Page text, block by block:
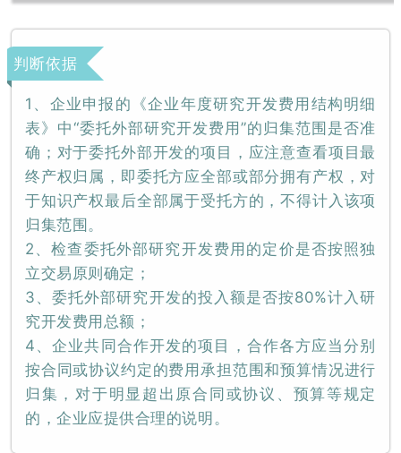
判断依据
1、企业申报的《企业年度研究开发费用结构明细
表》中“委托外部研究开发费用”的归集范围是否准
确；对于委托外部开发的项目，应注意查看项目最
终产权归属，即委托方应全部或部分拥有产权，对
于知识产权最后全部属于受托方的，不得计入该项
归集范围。
2、检查委托外部研究开发费用的定价是否按照独
立交易原则确定；
3、委托外部研究开发的投入额是否按80%计入研
究开发费用总额；
4、企业共同合作开发的项目，合作各方应当分别
按合同或协议约定的费用承担范围和预算情况进行
归集，对于明显超出原合同或协议、预算等规定
的，企业应提供合理的说明。